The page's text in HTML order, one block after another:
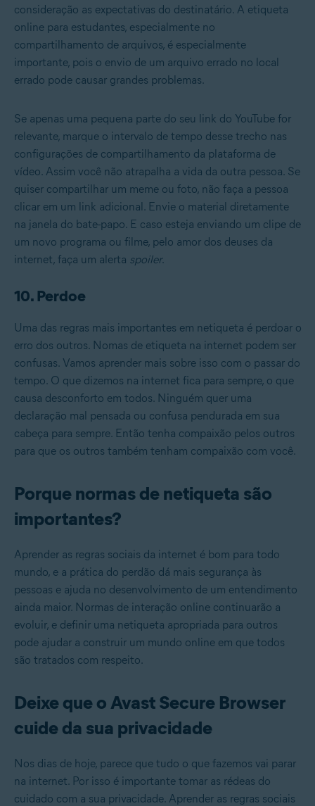
consideração as expectativas do destinatário. A etiqueta
online para estudantes, especialmente no
compartilhamento de arquivos, é especialmente
importante, pois o envio de um arquivo errado no local
errado pode causar grandes problemas.
Se apenas uma pequena parte do seu link do YouTube for
relevante, marque o intervalo de tempo desse trecho nas
configurações de compartilhamento da plataforma de
vídeo. Assim você não atrapalha a vida da outra pessoa. Se
quiser compartilhar um meme ou foto, não faça a pessoa
clicar em um link adicional. Envie o material diretamente
na janela do bate-papo. E caso esteja enviando um clipe de
um novo programa ou filme, pelo amor dos deuses da
internet, faça um alerta spoiler.
10. Perdoe
Uma das regras mais importantes em netiqueta é perdoar o
erro dos outros. Nomas de etiqueta na internet podem ser
confusas. Vamos aprender mais sobre isso com o passar do
tempo. O que dizemos na internet fica para sempre, o que
causa desconforto em todos. Ninguém quer uma
declaração mal pensada ou confusa pendurada em sua
cabeça para sempre. Então tenha compaixão pelos outros
para que os outros também tenham compaixão com você.
Porque normas de netiqueta são
importantes?
Aprender as regras sociais da internet é bom para todo
mundo, e a prática do perdão dá mais segurança às
pessoas e ajuda no desenvolvimento de um entendimento
ainda maior. Normas de interação online continuarão a
evoluir, e definir uma netiqueta apropriada para outros
pode ajudar a construir um mundo online em que todos
são tratados com respeito.
Deixe que o Avast Secure Browser
cuide da sua privacidade
Nos dias de hoje, parece que tudo o que fazemos vai parar
na internet. Por isso é importante tomar as rédeas do
cuidado com a sua privacidade. Aprender as regras sociais